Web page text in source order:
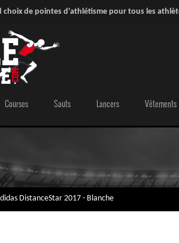
choix de pointes d'athlétisme pour tous les
Courses Sauts Lancers Vêtements
DistanceStar 2017 - Blanche